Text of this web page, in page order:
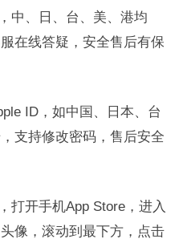
中、日、台、美、港均
在线答疑，安全售后有保
ID，如中国、日本、台
支持修改密码，售后安全
打开手机App Store，进入
像，滚动到最下方，点击